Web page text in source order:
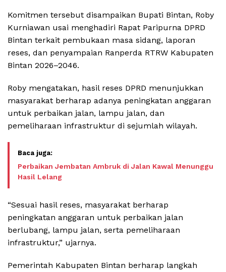
Komitmen tersebut disampaikan Bupati Bintan, Roby
Kurniawan usai menghadiri Rapat Paripurna DPRD
Bintan terkait pembukaan masa sidang, laporan
reses, dan penyampaian Ranperda RTRW Kabupaten
Bintan 2026–2046.
Roby mengatakan, hasil reses DPRD menunjukkan
masyarakat berharap adanya peningkatan anggaran
untuk perbaikan jalan, lampu jalan, dan
pemeliharaan infrastruktur di sejumlah wilayah.
Perbaikan Jembatan Ambruk di Jalan Kawal Menunggu
Hasil Lelang
“Sesuai hasil reses, masyarakat berharap
peningkatan anggaran untuk perbaikan jalan
berlubang, lampu jalan, serta pemeliharaan
infrastruktur,” ujarnya.
Pemerintah Kabupaten Bintan berharap langkah